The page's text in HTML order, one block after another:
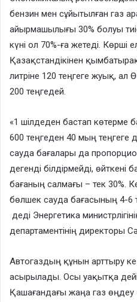
бензин мен сұйытылған газ
айырмашылығы 30% болуы
күні ол 70%-ға жетеді. Көрші
Қазақстандікінен
литріне 120 теңгеге жуық,
200 теңгедей.
«1 шілдеден бастап көтерме
600 теңгеден 40 мың теңгеге
сауда бағалары да
дегенді білдірмейді, өйткені
бағаның салмағы – тек 30%.
бөлшек сауда бағасының 4-6
деді Энергетика
департаментінің директоры
Автогаздың құнын арттыру
асырылады. Осы уақытқа
Қашағандағы жаңа газ